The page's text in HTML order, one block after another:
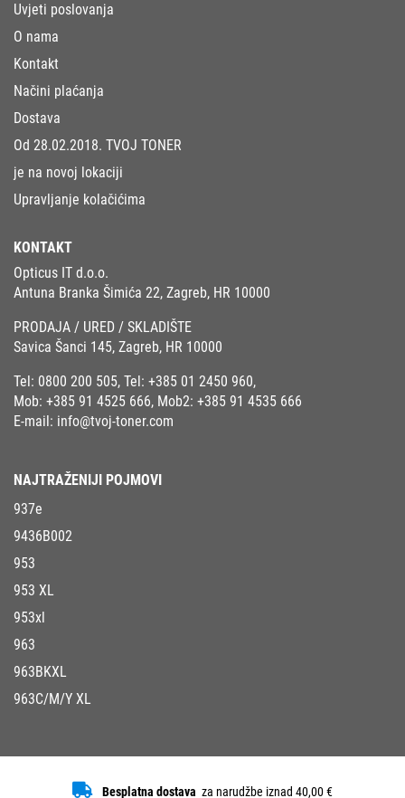
Uvjeti poslovanja
O nama
Kontakt
Načini plaćanja
Dostava
Od 28.02.2018. TVOJ TONER
je na novoj lokaciji
Upravljanje kolačićima
KONTAKT
Opticus IT d.o.o.
Antuna Branka Šimića 22, Zagreb, HR 10000
PRODAJA / URED / SKLADIŠTE
Savica Šanci 145, Zagreb, HR 10000
Tel: 0800 200 505, Tel: +385 01 2450 960,
Mob: +385 91 4525 666, Mob2: +385 91 4535 666
E-mail: info@tvoj-toner.com
NAJTRAŽENIJI POJMOVI
937e
9436B002
953
953 XL
953xl
963
963BKXL
963C/M/Y XL
Besplatna dostava za narudžbe iznad 40,00 €